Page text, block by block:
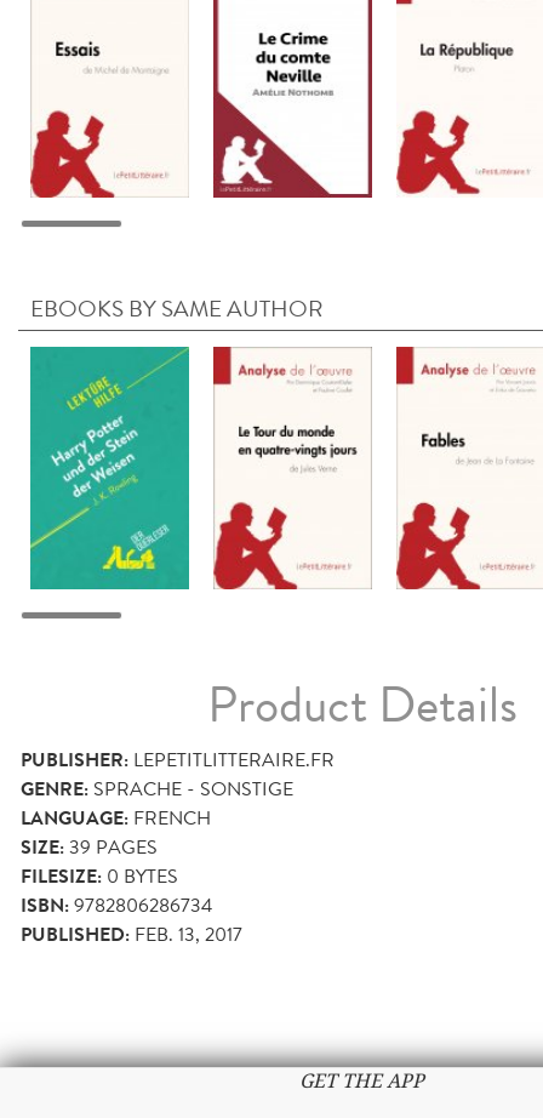
EBOOKS BY SAME AUTHOR
Product Details
PUBLISHER: LEPETITLITTERAIRE.FR
GENRE: SPRACHE - SONSTIGE
LANGUAGE: FRENCH
SIZE:39 PAGES
FILESIZE: 0 BYTES
ISBN:9782806286734
PUBLISHED: FEB. 13, 2017
GET THE APP